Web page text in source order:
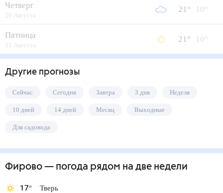
Четверг
20 Августа
21° 10°
Пятница
21 Августа
21° 10°
Другие прогнозы
Сейчас Сегодня Завтра 3 дня Неделя
10 дней 14 дней Месяц Выходные
Для садовода
Фирово— погода рядом на две недели
17° Тверь